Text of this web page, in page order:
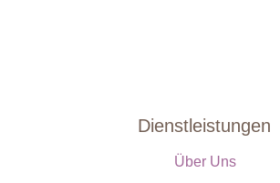
Dienstleistungen
Über Uns